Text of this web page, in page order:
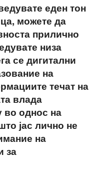
еден тон
можете да
прилично
низа
се дигитални
на
течат на
влада
во однос на
јас лично не
на
за